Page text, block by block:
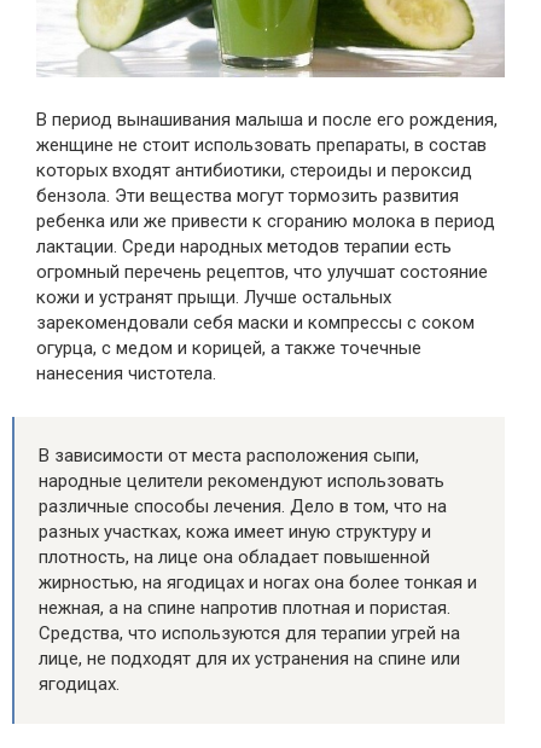
В период вынашивания малыша и после его рождения,
женщине не стоит использовать препараты, в состав
которых входят антибиотики, стероиды и пероксид
бензола. Эти вещества могут тормозить развития
ребенка или же привести к сгоранию молока в период
лактации. Среди народных методов терапии есть
огромный перечень рецептов, что улучшат состояние
кожи и устранят прыщи. Лучше остальных
зарекомендовали себя маски и компрессы с соком
огурца, с медом и корицей, а также точечные
нанесения чистотела.
В зависимости от места расположения сыпи,
народные целители рекомендуют использовать
различные способы лечения. Дело в том, что на
разных участках, кожа имеет иную структуру и
плотность, на лице она обладает повышенной
жирностью, на ягодицах и ногах она более тонкая и
нежная, а на спине напротив плотная и пористая.
Средства, что используются для терапии угрей на
лице, не подходят для их устранения на спине или
ягодицах.